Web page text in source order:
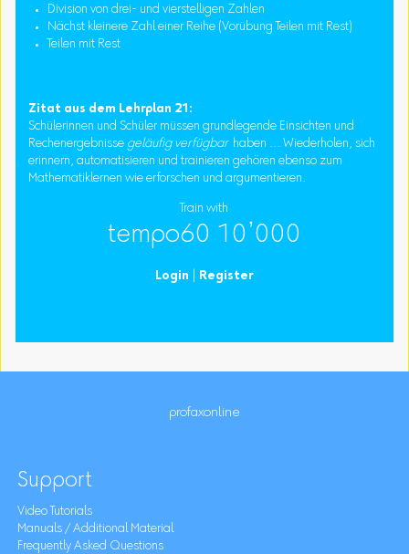
Division von drei- und vierstelligen Zahlen
Nächst kleinere Zahl einer Reihe (Vorübung Teilen mit Rest)
Teilen mit Rest
Zitat aus dem Lehrplan 21:
Schülerinnen und Schüler müssen grundlegende Einsichten und
Rechenergebnisse geläufig verfügbarhaben ... Wiederholen, sich
erinnern, automatisieren und trainieren gehören ebenso zum
Mathematiklernen wie erforschen und argumentieren.
Train with
tempo60 10’000
Login Register
profaxonline
Support
Video Tutorials
Manuals / Additional Material
Frequently Asked Questions